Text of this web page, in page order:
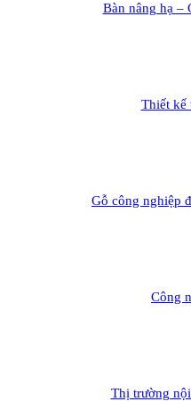
Bàn nâng hạ –
Thiết kế
Gỗ công nghiệp
Công
Thị trường